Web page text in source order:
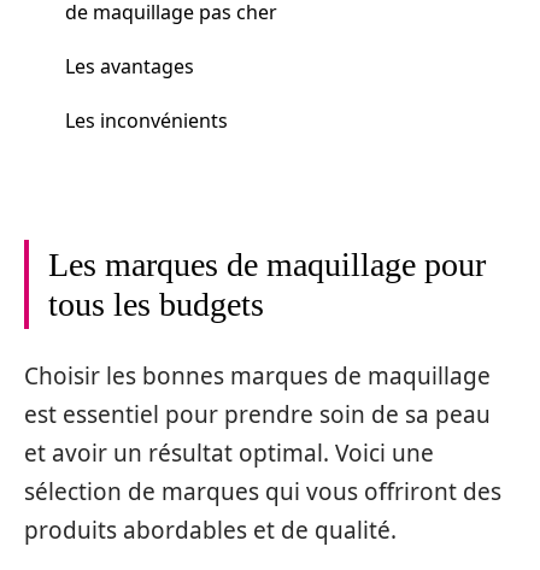
de maquillage pas cher
Les avantages
Les inconvénients
Les marques de maquillage pour
tous les budgets
Choisir les bonnes marques de maquillage
est essentiel pour prendre soin de sa peau
et avoir un résultat optimal. Voici une
sélection de marques qui vous offriront des
produits abordables et de qualité.